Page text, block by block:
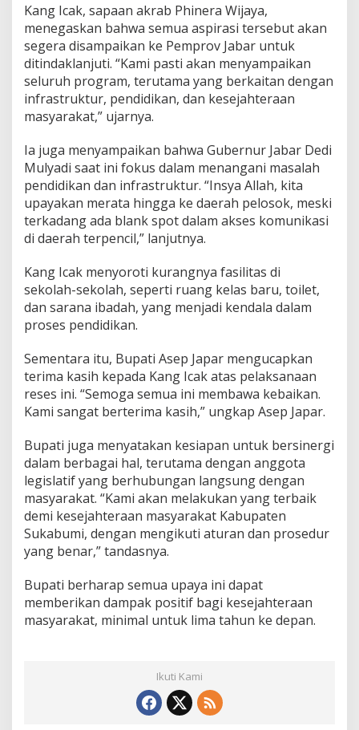
A
s
p
i
r
a
s
W
r
g
a
u
k
a
u
i
Kang Icak, sapaan akrab Phinera Wijaya,
menegaskan bahwa semua aspirasi tersebut akan
segera disampaikan ke Pemprov Jabar untuk
ditindaklanjuti. “Kami pasti akan menyampaikan
seluruh program, terutama yang berkaitan dengan
infrastruktur, pendidikan, dan kesejahteraan
masyarakat,” ujarnya.
Ia juga menyampaikan bahwa Gubernur Jabar Dedi
Mulyadi saat ini fokus dalam menangani masalah
pendidikan dan infrastruktur. “Insya Allah, kita
upayakan merata hingga ke daerah pelosok, meski
terkadang ada blank spot dalam akses komunikasi
di daerah terpencil,” lanjutnya.
Kang Icak menyoroti kurangnya fasilitas di
sekolah-sekolah, seperti ruang kelas baru, toilet,
dan sarana ibadah, yang menjadi kendala dalam
proses pendidikan.
Sementara itu, Bupati Asep Japar mengucapkan
terima kasih kepada Kang Icak atas pelaksanaan
reses ini. “Semoga semua ini membawa kebaikan.
Kami sangat berterima kasih,” ungkap Asep Japar.
Bupati juga menyatakan kesiapan untuk bersinergi
dalam berbagai hal, terutama dengan anggota
legislatif yang berhubungan langsung dengan
masyarakat. “Kami akan melakukan yang terbaik
demi kesejahteraan masyarakat Kabupaten
Sukabumi, dengan mengikuti aturan dan prosedur
yang benar,” tandasnya.
Bupati berharap semua upaya ini dapat
memberikan dampak positif bagi kesejahteraan
masyarakat, minimal untuk lima tahun ke depan.
Ikuti Kami